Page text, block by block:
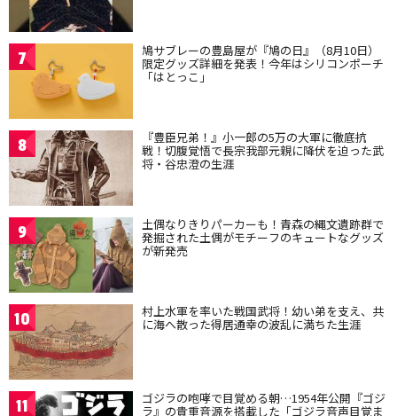
7 鳩サブレーの豊島屋が『鳩の日』（8月10日）
限定グッズ詳細を発表！今年はシリコンポーチ
「はとっこ」
8 『豊臣兄弟！』小一郎の5万の大軍に徹底抗
戦！切腹覚悟で長宗我部元親に降伏を迫った武
将・谷忠澄の生涯
9 土偶なりきりパーカーも！青森の縄文遺跡群で
発掘された土偶がモチーフのキュートなグッズ
が新発売
10 村上水軍を率いた戦国武将！幼い弟を支え、共
に海へ散った得居通幸の波乱に満ちた生涯
11 ゴジラの咆哮で目覚める朝…1954年公開『ゴジ
ラ』の貴重音源を搭載した「ゴジラ音声目覚ま